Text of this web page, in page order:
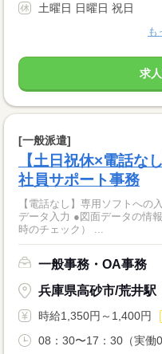
土曜日 日曜日 祝日
も
求
[一般派遣]
【土日祝休×電話な
社員サポート事務
【電話なし】専用ソフトへの
データ入力 ●図面データの情報入力 ●書類・図面の管理（貸出・返却
時のチェック） ...
一般事務・OA事務
兵庫県高砂市/荒井駅
時給1,350円～1,400円
08：30〜17：30（実働